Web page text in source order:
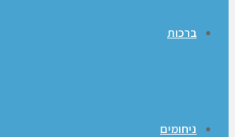
ברכות
ניחומים